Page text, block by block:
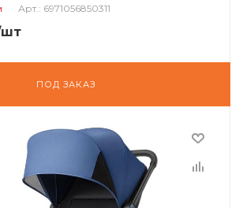
Арт.: 6971056850311
ПОД ЗАКАЗ